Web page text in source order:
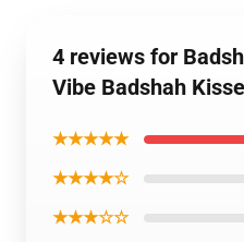
4 reviews for
Vibe Badshah
★★★★★
★★★★☆
★★★☆☆